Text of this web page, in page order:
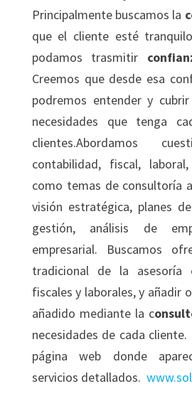
Principalmente buscamos la
que el cliente esté
podamos trasmitir
Creemos que desde esa
podremos entender y
necesidades que tenga
clientes.Abordamos
contabilidad, fiscal,
como temas de consultoría
visión estratégica, planes
gestión, análisis de
empresarial. Buscamos
tradicional de la asesoría
fiscales y laborales, y añadir
añadido mediante la c
necesidades de cada
página web donde
servicios detallados.